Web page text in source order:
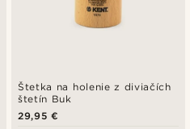
Štetka na holenie z diviačích
štetín Buk
29,95 €